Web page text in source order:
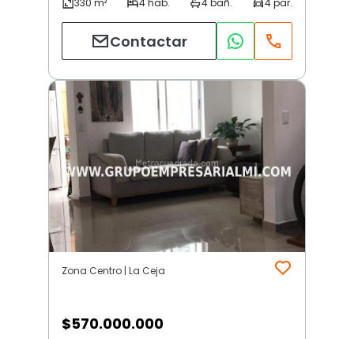
Contactar
Zona Centro | La Ceja
$570.000.000